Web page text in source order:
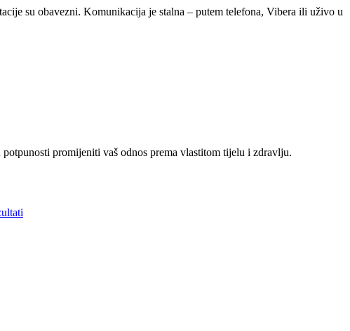
su obavezni. Komunikacija je stalna – putem telefona, Vibera ili uživo u
potpunosti promijeniti vaš odnos prema vlastitom tijelu i zdravlju.